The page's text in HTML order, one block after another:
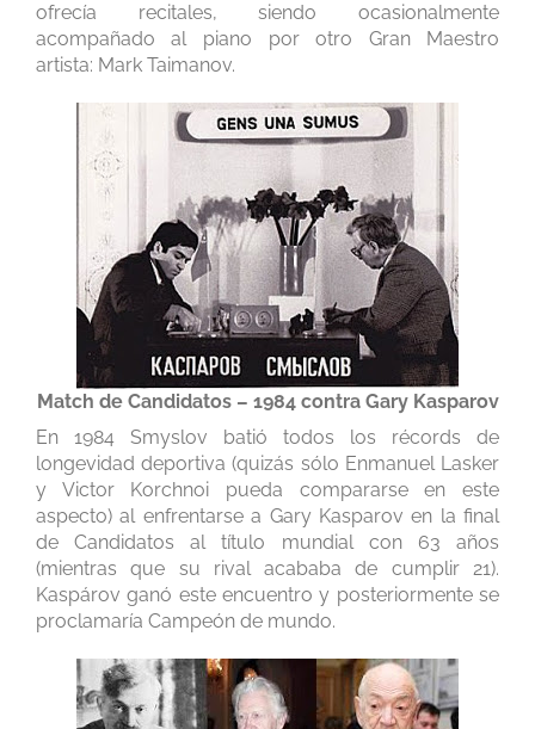
ofrecía recitales, siendo ocasionalmente
acompañado al piano por otro Gran Maestro
artista: Mark Taimanov.
Match de Candidatos – 1984 contra Gary Kasparov
En 1984 Smyslov batió todos los récords de
longevidad deportiva (quizás sólo Enmanuel Lasker
y Victor Korchnoi pueda compararse en este
aspecto) al enfrentarse a Gary Kasparov en la final
de Candidatos al título mundial con 63 años
(mientras que su rival acababa de cumplir 21).
Kaspárov ganó este encuentro y posteriormente se
proclamaría Campeón de mundo.